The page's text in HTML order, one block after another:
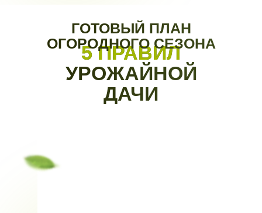
5 ПРАВИЛ
УРОЖАЙНОЙ
ДАЧИ
ГОТОВЫЙ ПЛАН
ОГОРОДНОГО СЕЗОНА